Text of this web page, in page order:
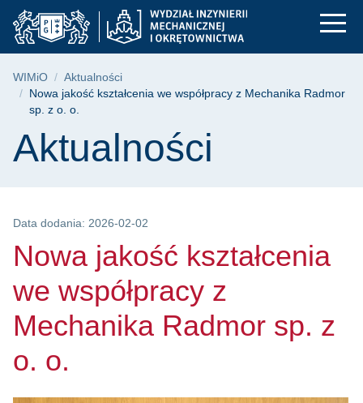
Przejdź
do
menu
Przejdź
do
wyszukiwarki
Przejdź
do
treści
Nowa jakość
Ścieżka nawigacyjna
WIMiO
Aktualności
Nowa jakość kształcenia we współpracy z Mechanika Radmor
sp. z o. o.
Treść strony
Aktualności
Data dodania: 2026-02-02
Nowa jakość kształcenia
we współpracy z
Mechanika Radmor sp. z
o. o.